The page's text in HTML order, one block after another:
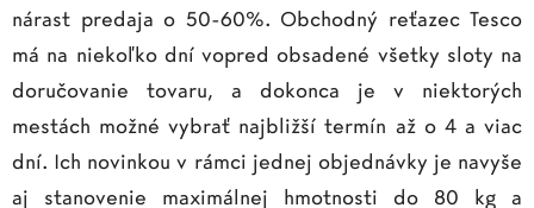
nárast predaja o 50-60%. Obchodný reťazec Tesco
má na niekoľko dní vopred obsadené všetky sloty na
doručovanie tovaru, a dokonca je v niektorých
mestách možné vybrať najbližší termín až o 4 a viac
dní. Ich novinkou v rámci jednej objednávky je navyše
aj stanovenie maximálnej hmotnosti do 80 kg a